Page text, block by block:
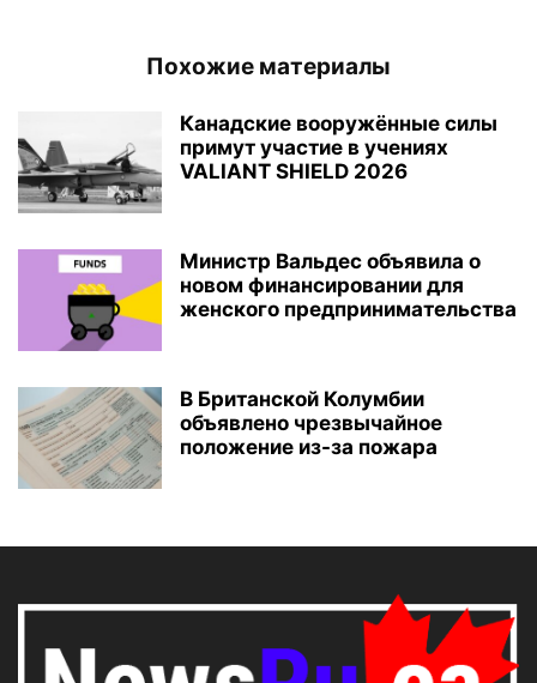
Похожие материалы
Канадские вооружённые силы
примут участие в учениях
VALIANT SHIELD 2026
Министр Вальдес объявила о
новом финансировании для
женского предпринимательства
В Британской Колумбии
объявлено чрезвычайное
положение из-за пожара